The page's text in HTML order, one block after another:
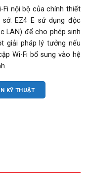
Fi nội bộ của chính thiết
EZ4 E sử dụng độc
LAN) để cho phép sinh
giải pháp lý tưởng nếu
Wi-Fi bổ sung vào hệ
KỸ THUẬT